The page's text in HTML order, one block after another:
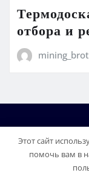
отбора и
Этот сайт
помочь вам в